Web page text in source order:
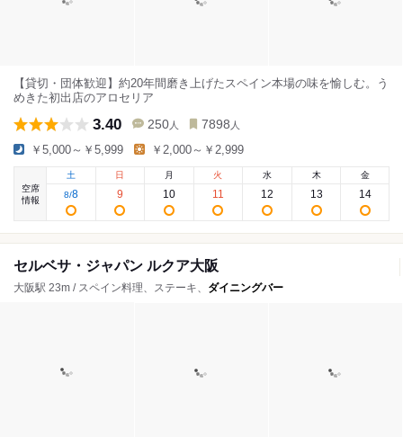
【貸切・団体歓迎】約20年間磨き上げたスペイン本場の味を愉しむ。う
めきた初出店のアロセリア
3.40 250 人 7898 人
￥5,000～￥5,999 ￥2,000～￥2,999
空席
情報
土
8/8
日
9
月
10
火
11
水
12
木
13
金
14
セルベサ・ジャパン ルクア大阪
大阪駅 23m / スペイン料理、ステーキ、 ダイニングバー